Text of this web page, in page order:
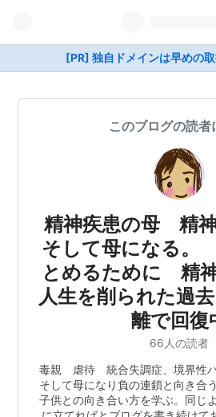
[PR] 独自ドメインは早めの
このブログの読者
精神疾患の母 精
そして母になる。
とめるために 精
人生を削られた過
離で回復
66人の読者
毒親 虐待 統合失調症、境界性パ
そして母になり負の連鎖と向き合
子供との向き合い方を学ぶ。同じ